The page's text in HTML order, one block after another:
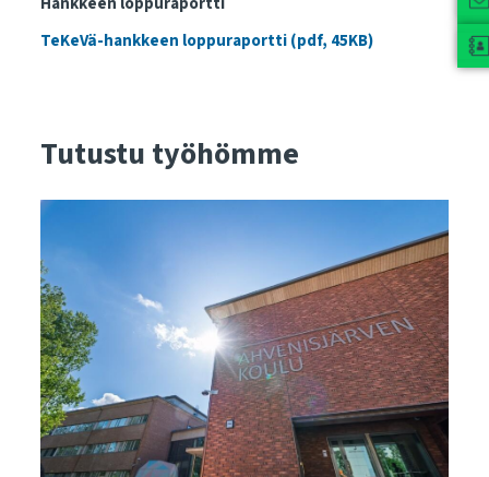
TeKeVä-hankkeen loppuraportti (pdf, 45KB)
Tutustu työhömme